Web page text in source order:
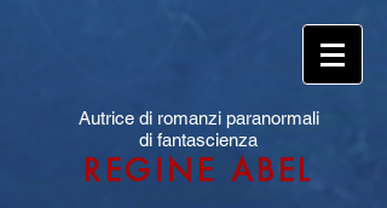
Autrice di romanzi paranormali
di fantascienza
REGINE ABEL